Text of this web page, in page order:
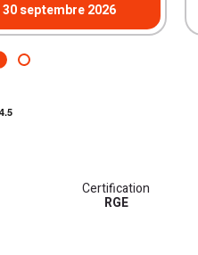
30 septembre 2026
Certification
RGE